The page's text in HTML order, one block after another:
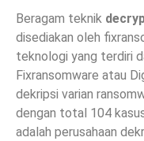
Beragam teknik
disediakan oleh
teknologi yang terdiri
Fixransomware atau
dekripsi varian
dengan total 104
adalah perusahaan